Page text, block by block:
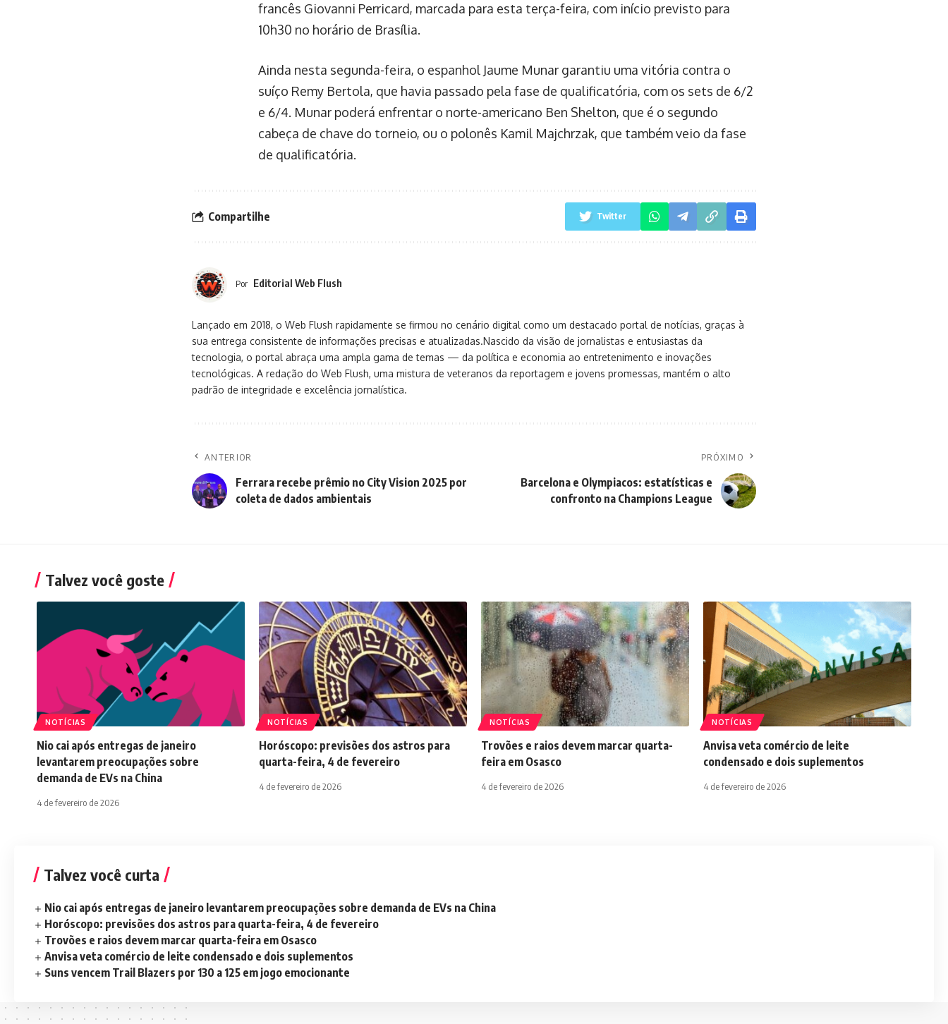
francês Giovanni Perricard, marcada para esta terça-feira, com início previsto para
10h30 no horário de Brasília.
Ainda nesta segunda-feira, o espanhol Jaume Munar garantiu uma vitória contra o
suíço Remy Bertola, que havia passado pela fase de qualificatória, com os sets de 6/2
e 6/4. Munar poderá enfrentar o norte-americano Ben Shelton, que é o segundo
cabeça de chave do torneio, ou o polonês Kamil Majchrzak, que também veio da fase
de qualificatória.
Compartilhe Twitter
Por Editorial Web Flush
Lançado em 2018, o Web Flush rapidamente se firmou no cenário digital como um destacado portal de notícias, graças à
sua entrega consistente de informações precisas e atualizadas.Nascido da visão de jornalistas e entusiastas da
tecnologia, o portal abraça uma ampla gama de temas — da política e economia ao entretenimento e inovações
tecnológicas. A redação do Web Flush, uma mistura de veteranos da reportagem e jovens promessas, mantém o alto
padrão de integridade e excelência jornalística.
ANTERIOR
Ferrara recebe prêmio no City Vision 2025 por
coleta de dados ambientais
PRÓXIMO
Barcelona e Olympiacos: estatísticas e
confronto na Champions League
Talvez você goste
NOTÍCIAS
Nio cai após entregas de janeiro
levantarem preocupações sobre
demanda de EVs na China
4 de fevereiro de 2026
NOTÍCIAS
Horóscopo: previsões dos astros para
quarta-feira, 4 de fevereiro
4 de fevereiro de 2026
NOTÍCIAS
Trovões e raios devem marcar quarta-
feira em Osasco
4 de fevereiro de 2026
NOTÍCIAS
Anvisa veta comércio de leite
condensado e dois suplementos
4 de fevereiro de 2026
Talvez você curta
Nio cai após entregas de janeiro levantarem preocupações sobre demanda de EVs na China
Horóscopo: previsões dos astros para quarta-feira, 4 de fevereiro
Trovões e raios devem marcar quarta-feira em Osasco
Anvisa veta comércio de leite condensado e dois suplementos
Suns vencem Trail Blazers por 130 a 125 em jogo emocionante